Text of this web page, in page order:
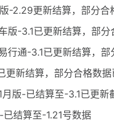
-2.29更新结算，部分合
版-3.1已更新结算，部分
行通-3.1已更新结算，
更新结算，部分合格数
月版-已结算至-3.1已更
结算至-1.21号数据